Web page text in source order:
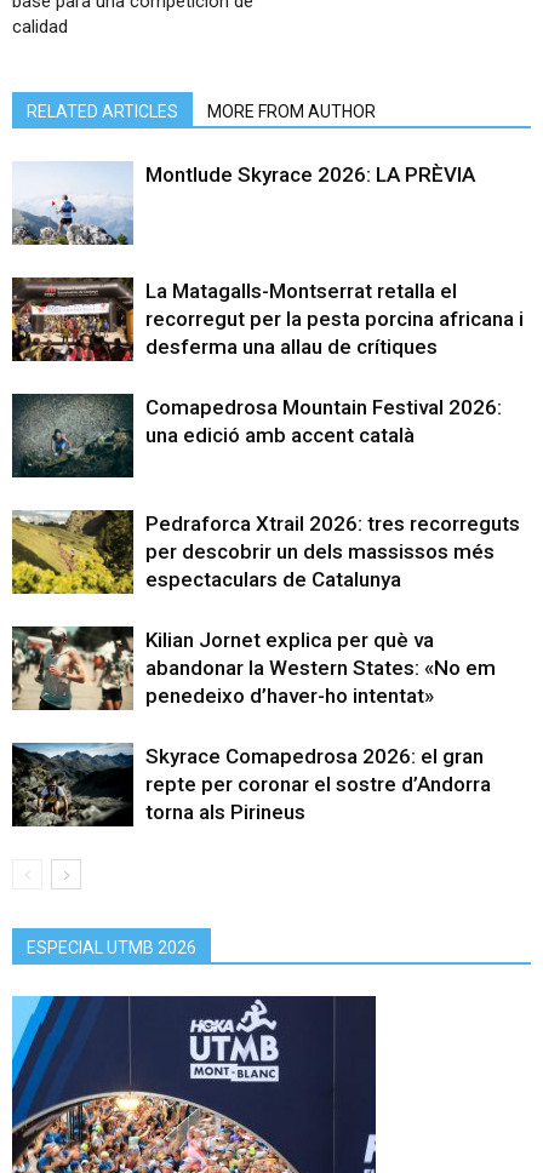
calidad
RELATED ARTICLES MORE FROM AUTHOR
Montlude Skyrace 2026: LA PRÈVIA
La Matagalls-Montserrat retalla el
recorregut per la pesta porcina africana i
desferma una allau de crítiques
Comapedrosa Mountain Festival 2026:
una edició amb accent català
Pedraforca Xtrail 2026: tres recorreguts
per descobrir un dels massissos més
espectaculars de Catalunya
Kilian Jornet explica per què va
abandonar la Western States: «No em
penedeixo d’haver-ho intentat»
Skyrace Comapedrosa 2026: el gran
repte per coronar el sostre d’Andorra
torna als Pirineus
ESPECIAL UTMB 2026